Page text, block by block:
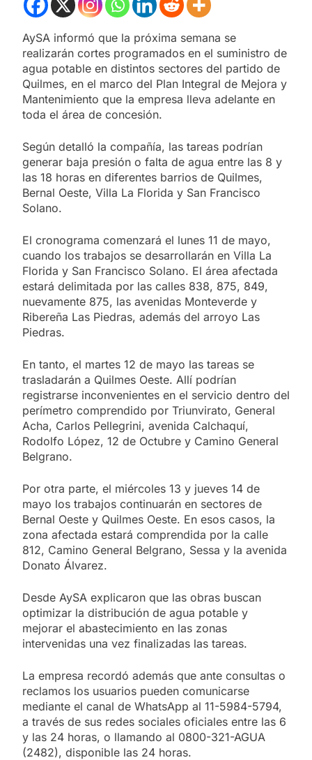
AySA informó que la próxima semana se
realizarán cortes programados en el suministro de
agua potable en distintos sectores del partido de
Quilmes, en el marco del Plan Integral de Mejora y
Mantenimiento que la empresa lleva adelante en
toda el área de concesión.
Según detalló la compañía, las tareas podrían
generar baja presión o falta de agua entre las 8 y
las 18 horas en diferentes barrios de Quilmes,
Bernal Oeste, Villa La Florida y San Francisco
Solano.
El cronograma comenzará el lunes 11 de mayo,
cuando los trabajos se desarrollarán en Villa La
Florida y San Francisco Solano. El área afectada
estará delimitada por las calles 838, 875, 849,
nuevamente 875, las avenidas Monteverde y
Ribereña Las Piedras, además del arroyo Las
Piedras.
En tanto, el martes 12 de mayo las tareas se
trasladarán a Quilmes Oeste. Allí podrían
registrarse inconvenientes en el servicio dentro del
perímetro comprendido por Triunvirato, General
Acha, Carlos Pellegrini, avenida Calchaquí,
Rodolfo López, 12 de Octubre y Camino General
Belgrano.
Por otra parte, el miércoles 13 y jueves 14 de
mayo los trabajos continuarán en sectores de
Bernal Oeste y Quilmes Oeste. En esos casos, la
zona afectada estará comprendida por la calle
812, Camino General Belgrano, Sessa y la avenida
Donato Álvarez.
Desde AySA explicaron que las obras buscan
optimizar la distribución de agua potable y
mejorar el abastecimiento en las zonas
intervenidas una vez finalizadas las tareas.
La empresa recordó además que ante consultas o
reclamos los usuarios pueden comunicarse
mediante el canal de WhatsApp al 11-5984-5794,
a través de sus redes sociales oficiales entre las 6
y las 24 horas, o llamando al 0800-321-AGUA
(2482), disponible las 24 horas.